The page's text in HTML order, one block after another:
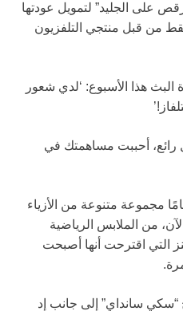
على الجليد” لتمويل عودتها
أن يُلتقط من قبل منتجي التلفزيون
هذا الأسبوع: ‘لدي شعور
رائع، أحببت مساهمتك في
البالغة من العمر 43 عامًا مجموعة متنوعة من الأزياء
من الملابس الرياضية
التي اقترحت أنها أصبحت
“سكي سانداي” إلى جانب إد